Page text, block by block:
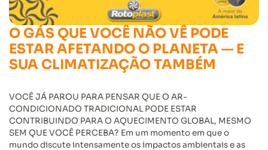
O GÁS QUE VOCÊ NÃO VÊ PODE
ESTAR AFETANDO O PLANETA — E
SUA CLIMATIZAÇÃO TAMBÉM
VOCÊ JÁ PAROU PARA PENSAR QUE O AR-
CONDICIONADO TRADICIONAL PODE ESTAR
CONTRIBUINDO PARA O AQUECIMENTO GLOBAL, MESMO
SEM QUE VOCÊ PERCEBA? Em um momento em que o
mundo discute intensamente os impactos ambientais e as